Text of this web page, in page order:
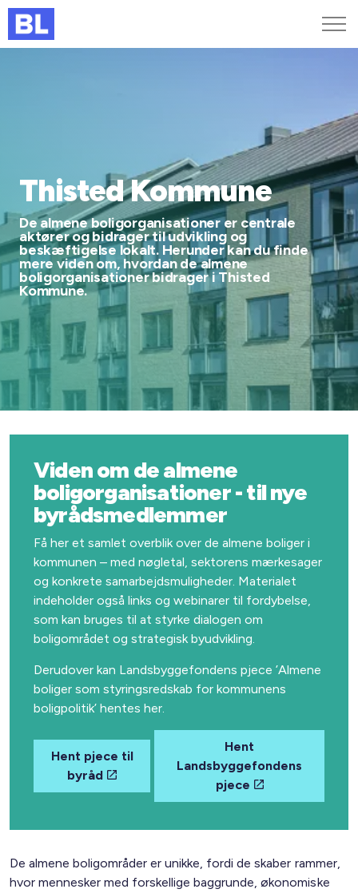
Thisted Kommune
De almene boligorganisationer er centrale
aktører og bidrager til udvikling og
beskæftigelse lokalt. Herunder kan du finde
mere viden om, hvordan de almene
boligorganisationer bidrager i Thisted
Kommune.
Viden om de almene
boligorganisationer - til nye
byrådsmedlemmer
Få her et samlet overblik over de almene boliger i
kommunen – med nøgletal, sektorens mærkesager
og konkrete samarbejdsmuligheder. Materialet
indeholder også links og webinarer til fordybelse,
som kan bruges til at styrke dialogen om
boligområdet og strategisk byudvikling.
Derudover kan Landsbyggefondens pjece ’Almene
boliger som styringsredskab for kommunens
boligpolitik’ hentes her.
Hent pjece til
byråd
Hent
Landsbyggefondens
pjece
De almene boligområder er unikke, fordi de skaber rammer,
hvor mennesker med forskellige baggrunde, økonomiske